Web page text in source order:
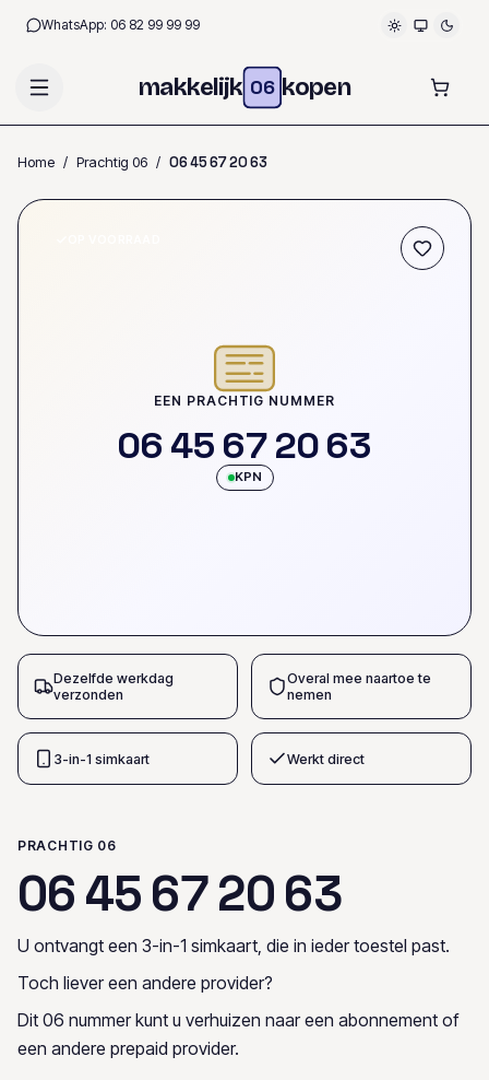
WhatsApp: 06 82 99 99 99
makkelijk 06 kopen
Home / Prachtig 06 / 0645672063
EEN PRACHTIG NUMMER
06 45 672063
KPN
Dezelfde werkdag
verzonden
Overal mee naartoe te
nemen
3-in-1 simkaart Werkt direct
PRACHTIG 06
0645672063
U ontvangt een 3-in-1 simkaart, die in ieder toestel past.
Toch liever een andere provider?
Dit 06 nummer kunt u verhuizen naar een abonnement of
een andere prepaid provider.